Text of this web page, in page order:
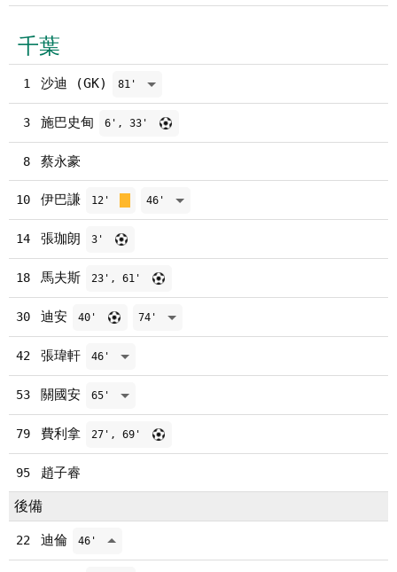
千葉
1 沙迪 (GK) 81'
3 施巴史甸 6', 33'
8 蔡永豪
10 伊巴謙 12' 46'
14 張珈朗 3'
18 馬夫斯 23', 61'
30 迪安 40' 74'
42 張瑋軒 46'
53 關國安 65'
79 費利拿 27', 69'
95 趙子睿
後備
22 迪倫 46'